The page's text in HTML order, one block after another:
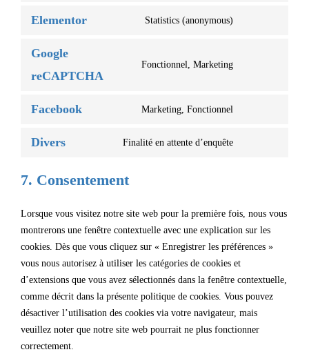
Elementor Statistics (anonymous)
Google
reCAPTCHA
Fonctionnel, Marketing
Facebook Marketing, Fonctionnel
Divers Finalité en attente d’enquête
7. Consentement
Lorsque vous visitez notre site web pour la première fois, nous vous
montrerons une fenêtre contextuelle avec une explication sur les
cookies. Dès que vous cliquez sur « Enregistrer les préférences »
vous nous autorisez à utiliser les catégories de cookies et
d’extensions que vous avez sélectionnés dans la fenêtre contextuelle,
comme décrit dans la présente politique de cookies. Vous pouvez
désactiver l’utilisation des cookies via votre navigateur, mais
veuillez noter que notre site web pourrait ne plus fonctionner
correctement.